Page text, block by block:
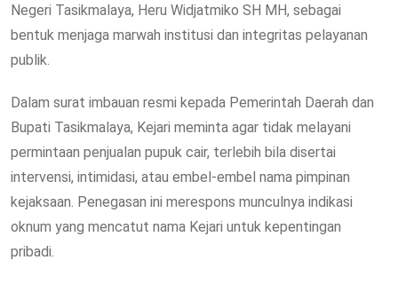
Negeri Tasikmalaya, Heru Widjatmiko SH MH, sebagai
bentuk menjaga marwah institusi dan integritas pelayanan
publik.
Dalam surat imbauan resmi kepada Pemerintah Daerah dan
Bupati Tasikmalaya, Kejari meminta agar tidak melayani
permintaan penjualan pupuk cair, terlebih bila disertai
intervensi, intimidasi, atau embel-embel nama pimpinan
kejaksaan. Penegasan ini merespons munculnya indikasi
oknum yang mencatut nama Kejari untuk kepentingan
pribadi.